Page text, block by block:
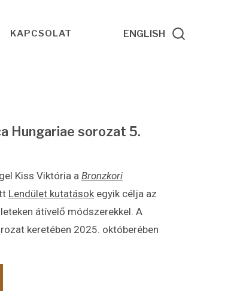
KAPCSOLAT ENGLISH
Hungariae sorozat 5.
Kiss Viktória a Bronzkori
Lendület kutatások egyik célja az
átívelő módszerekkel. A
keretében 2025. októberében